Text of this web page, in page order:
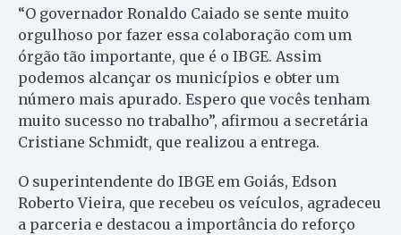
“O governador Ronaldo Caiado se sente muito
orgulhoso por fazer essa colaboração com um
órgão tão importante, que é o IBGE. Assim
podemos alcançar os municípios e obter um
número mais apurado. Espero que vocês tenham
muito sucesso no trabalho”, afirmou a secretária
Cristiane Schmidt, que realizou a entrega.
O superintendente do IBGE em Goiás, Edson
Roberto Vieira, que recebeu os veículos, agradeceu
a parceria e destacou a importância do reforço